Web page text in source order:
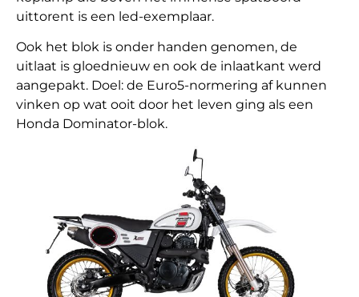
uittorent is een led-exemplaar.
Ook het blok is onder handen genomen, de
uitlaat is gloednieuw en ook de inlaatkant werd
aangepakt. Doel: de Euro5-normering af kunnen
vinken op wat ooit door het leven ging als een
Honda Dominator-blok.